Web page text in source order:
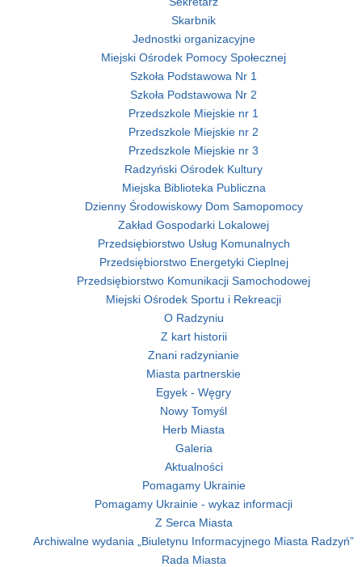
Skarbnik
Jednostki organizacyjne
Miejski Ośrodek Pomocy Społecznej
Szkoła Podstawowa Nr 1
Szkoła Podstawowa Nr 2
Przedszkole Miejskie nr 1
Przedszkole Miejskie nr 2
Przedszkole Miejskie nr 3
Radzyński Ośrodek Kultury
Miejska Biblioteka Publiczna
Dzienny Środowiskowy Dom Samopomocy
Zakład Gospodarki Lokalowej
Przedsiębiorstwo Usług Komunalnych
Przedsiębiorstwo Energetyki Cieplnej
Przedsiębiorstwo Komunikacji Samochodowej
Miejski Ośrodek Sportu i Rekreacji
O Radzyniu
Z kart historii
Znani radzynianie
Miasta partnerskie
Egyek - Węgry
Nowy Tomyśl
Herb Miasta
Galeria
Aktualności
Pomagamy Ukrainie
Pomagamy Ukrainie - wykaz informacji
Z Serca Miasta
Archiwalne wydania „Biuletynu Informacyjnego Miasta Radzyń”
Rada Miasta